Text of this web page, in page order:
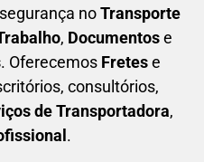
noTransporte
, Documentose
. Oferecemos Fretese
consultórios,
de Transportadora,
.